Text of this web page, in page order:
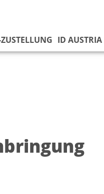
ZUSTELLUNG ID AUSTRIA